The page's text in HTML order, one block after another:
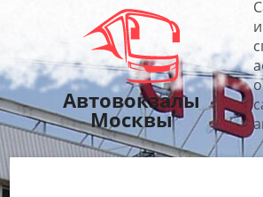
Автовокзалы
Москвы